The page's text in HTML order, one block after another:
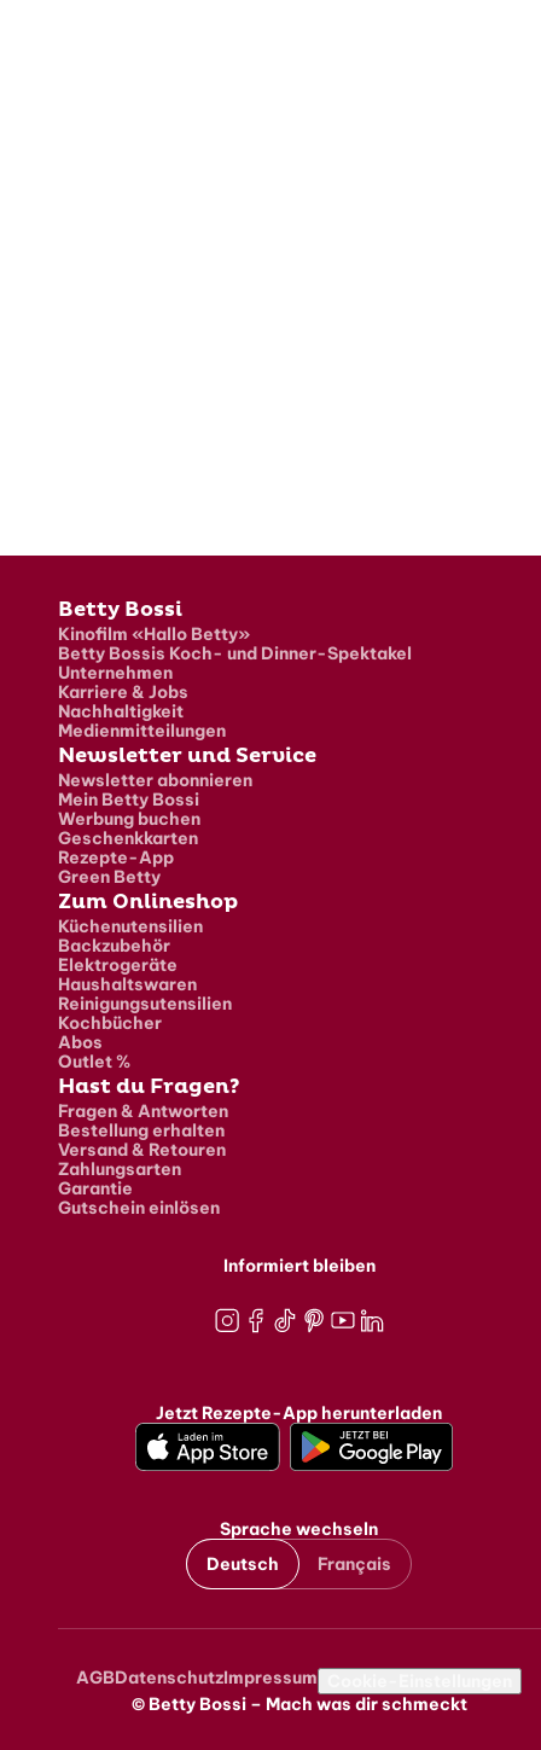
Fusszeile
Betty Bossi
Kinofilm «Hallo Betty»
Betty Bossis Koch- und Dinner-Spektakel
Unternehmen
Karriere & Jobs
Nachhaltigkeit
Medienmitteilungen
Newsletter und Service
Newsletter abonnieren
Mein Betty Bossi
Werbung buchen
Geschenkkarten
Rezepte-App
Green Betty
Zum Onlineshop
Küchenutensilien
Backzubehör
Elektrogeräte
Haushaltswaren
Reinigungsutensilien
Kochbücher
Abos
Outlet %
Hast du Fragen?
Fragen & Antworten
Bestellung erhalten
Versand & Retouren
Zahlungsarten
Garantie
Gutschein einlösen
Informiert bleiben
Jetzt Rezepte-App herunterladen
Sprache wechseln
Deutsch
Français
Metanavigation
AGBDatenschutzImpressum
© Betty Bossi – Mach was dir schmeckt